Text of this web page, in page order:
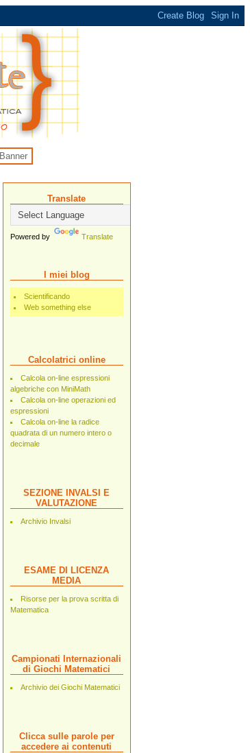
Banner
Translate
Powered by Translate
I miei blog
Scientificando
Web something else
Calcolatrici online
Calcola on-line espressioni
algebriche con MiniMath
Calcola on-line operazioni ed
espressioni
Calcola on-line la radice
quadrata di un numero intero o
decimale
SEZIONE INVALSI E
VALUTAZIONE
Archivio Invalsi
ESAME DI LICENZA
MEDIA
Risorse per la prova scritta di
Matematica
Campionati Internazionali
di Giochi Matematici
Archivio dei Giochi Matematici
Clicca sulle parole per
accedere ai contenuti